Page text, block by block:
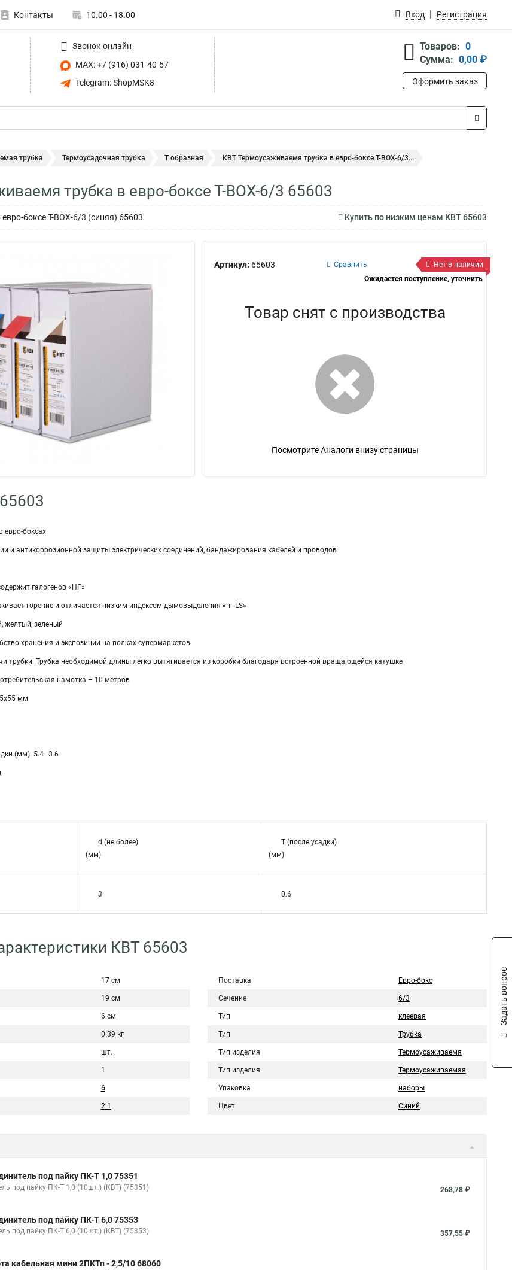
Контакты 10.00 - 18.00 Вход Регистрация
Звонок онлайн
MAX: +7 (916) 031-40-57
Telegram: ShopMSK8
Товаров: 0
Сумма: 0,00 ₽
Оформить заказ
трубка Термоусадочная трубка Т образная КВТ Термоусаживаемя трубка в евро-боксе Т-BOX-6/3...
трубка в евро-боксе Т-BOX-6/3 65603
боксе Т-BOX-6/3 (синяя) 65603 Купить по низким ценам КВТ 65603
Артикул: 65603 Сравнить
Нет в наличии
Ожидается поступление, уточнить
Товар снят с производства
Посмотрите Аналоги внизу страницы
евро-боксах
и антикоррозионной защиты электрических соединений, бандажирования кабелей и проводов
галогенов «HF»
горение и отличается низким индексом дымовыделения «нг-LS»
желтый, зеленый
хранения и экспозиции на полках супермаркетов
трубки. Трубка необходимой длины легко вытягивается из коробки благодаря встроенной вращающейся катушке
намотка – 10 метров
мм
(мм): 5.4–3.6
d (не более)
(мм)
T (после усадки)
(мм)
3 0.6
КВТ 65603
17 см
19 см
6 см
0.39 кг
шт.
1
6
2 1
Поставка Евро-бокс
Сечение 6/3
Тип клеевая
Тип Трубка
Тип изделия Термоусаживаемя
Тип изделия Термоусаживаемая
Упаковка наборы
Цвет Синий
под пайку ПК-Т 1,0 75351
под пайку ПК-Т 1,0 (10шт.) (КВТ) (75351) 268,78 ₽
под пайку ПК-Т 6,0 75353
под пайку ПК-Т 6,0 (10шт.) (КВТ) (75353) 357,55 ₽
кабельная мини 2ПКТп - 2,5/10 68060
Задать вопрос